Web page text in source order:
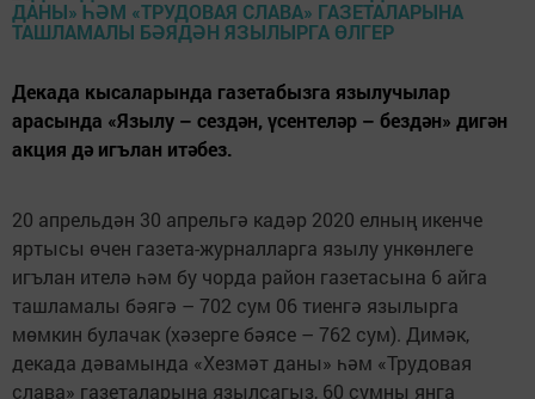
Декада кысаларында газетабызга язылучылар
арасында «Язылу – сездән, үсентеләр – бездән» дигән
акция дә игълан итәбез.
20 апрельдән 30 апрельгә кадәр 2020 елның икенче
яртысы өчен газета-журналларга язылу ункөнлеге
игълан ителә һәм бу чорда район газетасына 6 айга
ташламалы бәягә – 702 сум 06 тиенгә язылырга
мөмкин булачак (хәзерге бәясе – 762 сум). Димәк,
декада дәвамында «Хезмәт даны» һәм «Трудовая
слава» газеталарына язылсагыз, 60 сумны янга